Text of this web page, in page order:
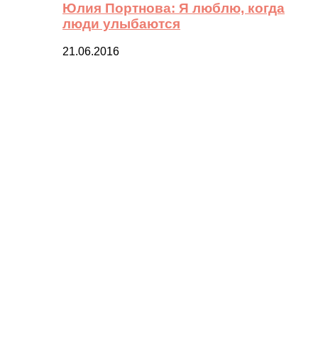
Юлия Портнова: Я люблю, когда
люди улыбаются
21.06.2016